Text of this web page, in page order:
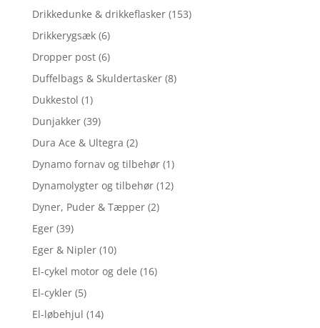
Drikkedunke & drikkeflasker (153)
Drikkerygsæk (6)
Dropper post (6)
Duffelbags & Skuldertasker (8)
Dukkestol (1)
Dunjakker (39)
Dura Ace & Ultegra (2)
Dynamo fornav og tilbehør (1)
Dynamolygter og tilbehør (12)
Dyner, Puder & Tæpper (2)
Eger (39)
Eger & Nipler (10)
El-cykel motor og dele (16)
El-cykler (5)
El-løbehjul (14)